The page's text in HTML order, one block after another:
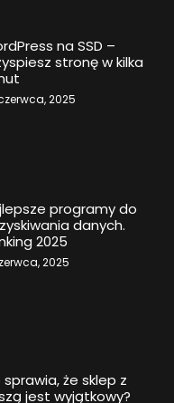
na SSD –
stronę w kilka
2025
programy do
danych.
2025
2025
sprawia, że sklep z
jest wyjątkowy?